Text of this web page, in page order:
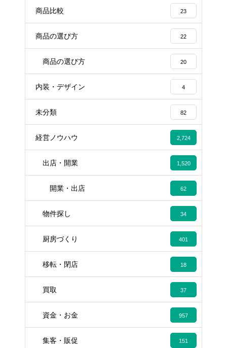
商品比較 23
商品の選び方 22
商品の選び方 20
内装・デザイン 4
未分類 82
経営ノウハウ 2,724
出店・開業 1,520
開業・出店 62
物件探し 34
厨房づくり 401
移転・閉店 18
買取 37
資金・お金 957
集客・販促 151